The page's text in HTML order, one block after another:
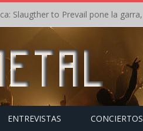
ENTREVISTAS CONCIERTOS